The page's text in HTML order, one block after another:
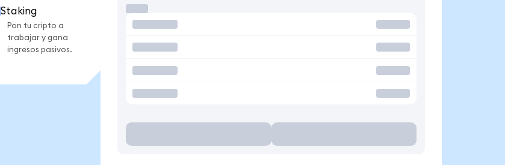
Staking
Pon tu cripto a
trabajar y gana
ingresos pasivos.